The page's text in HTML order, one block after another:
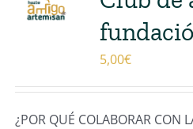
5,00€
¿POR QUÉ COLABORAR CON